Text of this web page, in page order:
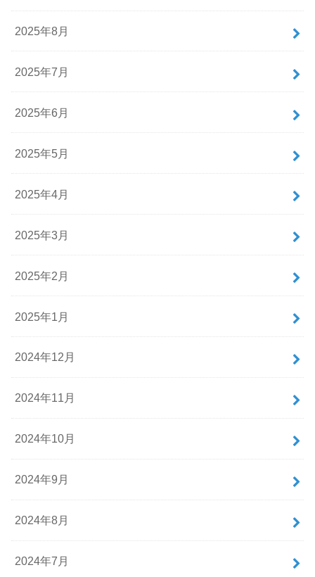
2025年8月
2025年7月
2025年6月
2025年5月
2025年4月
2025年3月
2025年2月
2025年1月
2024年12月
2024年11月
2024年10月
2024年9月
2024年8月
2024年7月